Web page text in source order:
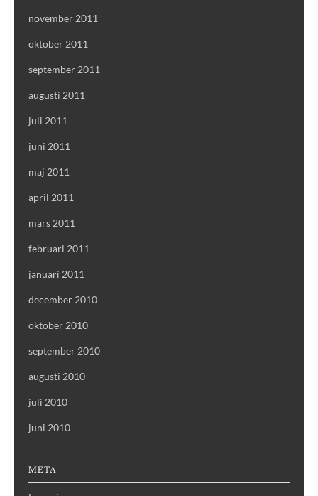
november 2011
oktober 2011
september 2011
augusti 2011
juli 2011
juni 2011
maj 2011
april 2011
mars 2011
februari 2011
januari 2011
december 2010
oktober 2010
september 2010
augusti 2010
juli 2010
juni 2010
META